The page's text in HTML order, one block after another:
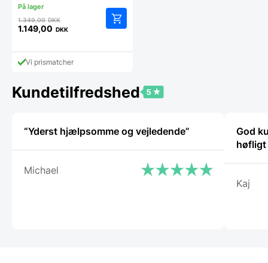
1.349,00DKKDen
oprindelige
var:
1.349,00 DKK.
1.149,00 DKK
aktuelle
prisVi prismatcher
Kundetilfredshed
“Yderst hjælpsomme og vejledende”
Michael
God
høfligt
Kaj